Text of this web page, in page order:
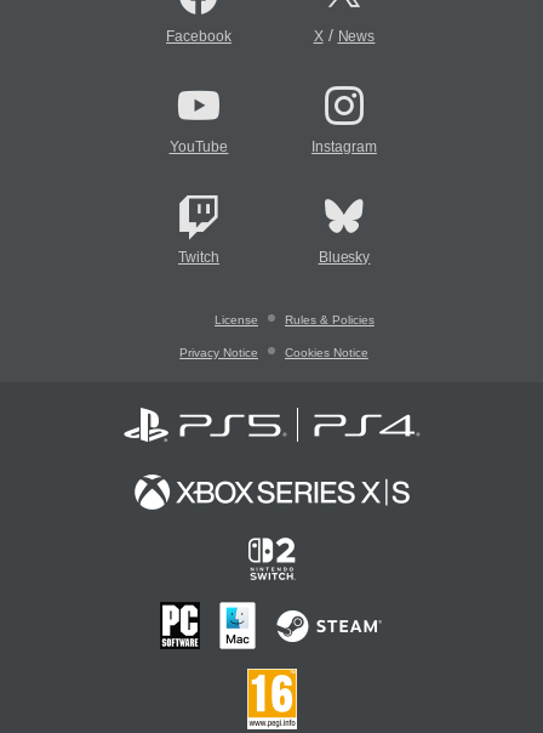
Facebook X/ News
YouTube Instagram
Twitch Bluesky
License Rules & Policies
Privacy Notice Cookies Notice